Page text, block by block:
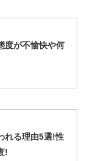
度が不愉快や何
れる理由5選!性
!